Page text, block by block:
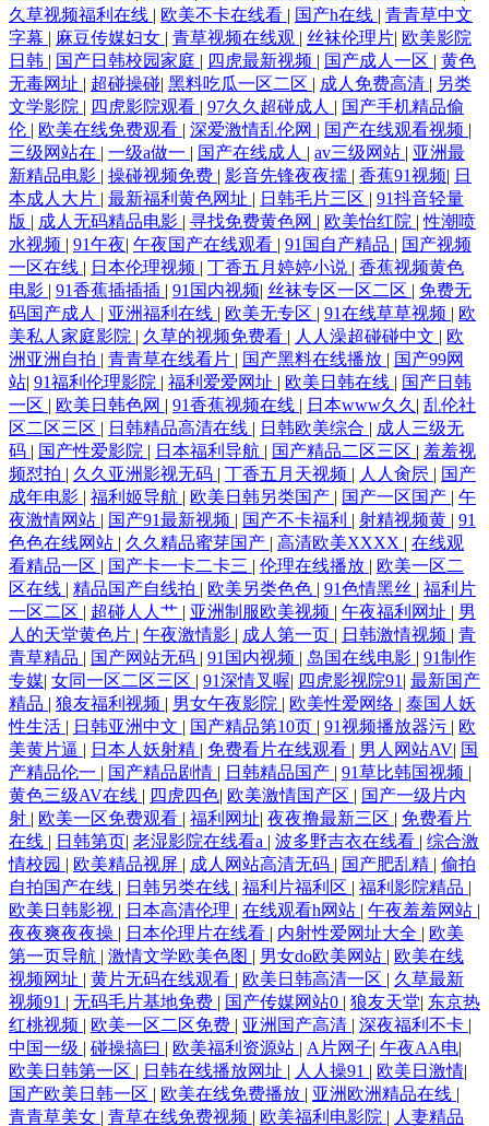
玖玖玖玖色 婷婷她六月天 Av夜福利 福利微拍在线导航 日本性爱不卡 综
合网97 大香蕉青草网 色色AV久久 91自慰黑丝链接 户外露出 日本久久香
蕉 在线国产三级片 国产精品良家 欧美精品成人 亚洲成人黄色 A香蕉成人
大片 狼友导航主页 天美传媒AV三级 91在线老司机 国产在线观看亚毛 蜜
桃超碰 香蕉影剧院 超碰毛片 四虎影城库 97自拍网站 后入丰满少妇 四虎
欧美性爱影院 97涩在线资源网 久草视频在线毛片 无码欧美另类 超碰超碰
久久伊人国产 午夜18福利 97涩涩资源总站 欧美日韩啪啪 男人天堂超碰 中
文字幕51黑料 超碰在线进入 男同肛交免费视频 97色色资源 久久精品成人
黄色 五月天婷婷色图 AU福利视频导航 欧美人与兽A片 伊人大香蕉91 成
人九草视频 欧美视屏 91黄篇 久久精品观看 综合色情国产 国产午夜高清
午夜激情福利 av第三页 欧美色频 伊人福利无码 超碰人人按 欧美本土自拍
亚洲天堂色网站 丰满岳母一区二区 人妖专区 91大香蕉自慰 豆花日韩精品
人妖操ts男人 综合另类少妇图 另类欧美性爱 午夜av电影 超碰导航 欧美群p
成人网 69欧美 国产成人AV 人妻人人操青青草 中文1区 浮力草草视频 国产
成人综合久久 色综合福利导航 99精品电影网 欧美99导航 91tv短视频 国产
日韩乱 日本a区 99爱国产 久久玖玖视 婷婷色黑料91 超碰大青青97 另类综
合专区婷婷 亚洲色123 成人不卡免费视频 韩国aa免费视频 97亚洲色 久久
深夜影院 五月天综合色色网 超碰人人操人人爱 狼友福利在线 亚洲视频天
堂 成人午夜福利影院 日本私人影院 97超碰碰在线 玖玖热玖玖玖 五月天色
播 草草浮力第一页 免费在线成人网 99精品电影网 久草黄色网 51福利社
久草视频福利在线 | 欧美不卡在线看 | 国产h在线 | 青青草中文
字幕 | 麻豆传媒妇女 | 青草视频在线观 | 丝袜伦理片| 欧美影院
日韩 | 国产日韩校园家庭 | 四虎最新视频 | 国产成人一区 | 黄色
无毒网址 | 超碰操碰| 黑料吃瓜一区二区 | 成人免费高清 | 另类
文学影院 | 四虎影院观看 | 97久久超碰成人 | 国产手机精品偷
伦 | 欧美在线免费观看 | 深爱激情乱伦网 | 国产在线观看视频 |
三级网站在 | 一级a做一 | 国产在线成人 | av三级网站 | 亚洲最
新精品电影 | 操碰视频免费 | 影音先锋夜夜擩 | 香蕉91视频| 日
本成人大片 | 最新福利黄色网址 | 日韩毛片三区 | 91抖音轻量
版 | 成人无码精品电影 | 寻找免费黄色网 | 欧美怡红院 |性潮喷
水视频 | 91午夜| 午夜国产在线观看 | 91国自产精品 | 国产视频
一区在线 | 日本伦理视频 | 丁香五月婷婷小说 | 香蕉视频黄色
电影 | 91香蕉插插插 | 91国内视频| 丝袜专区一区二区 | 免费无
码国产成人 | 亚洲福利在线 | 欧美无专区 | 91在线草草视频 | 欧
美私人家庭影院 | 久草的视频免费看 | 人人澡超碰碰中文 | 欧
洲亚洲自拍 | 青青草在线看片 | 国产黑料在线播放 | 国产99网
站| 91福利伦理影院 | 福利爱爱网址 | 欧美日韩在线 | 国产日韩
一区 | 欧美日韩色网 | 91香蕉视频在线 | 日本www久久 | 乱伦社
区二区三区 | 日韩精品高清在线 | 日韩欧美综合 | 成人三级无
码 | 国产性爱影院 | 日本福利导航 | 国产精品二区三区 | 羞羞视
频怼拍 | 久久亚洲影视无码 | 丁香五月天视频 | 人人肏屄 | 国产
成年电影 | 福利姬导航 | 欧美日韩另类国产 | 国产一区国产 | 午
夜激情网站 | 国产91最新视频 | 国产不卡福利 | 射精视频黄 | 91
色色在线网站 | 久久精品蜜芽国产 | 高清欧美XXXX | 在线观
看精品一区 | 国产卡一卡二卡三 | 伦理在线播放 | 欧美一区二
区在线 | 精品国产自线拍 | 欧美另类色色 | 91色情黑丝 | 福利片
一区二区 | 超碰人人艹 | 亚洲制服欧美视频 | 午夜福利网址 | 男
人的天堂黄色片 | 午夜激情影 | 成人第一页 | 日韩激情视频 | 青
青草精品 | 国产网站无码 | 91国内视频 | 岛国在线电影 | 91制作
专媒| 女同一区二区三区 | 91深情叉喔| 四虎影视院91 | 最新国产
精品 | 狼友福利视频 | 男女午夜影院 | 欧美性爱网络 | 泰国人妖
性生活 | 日韩亚洲中文 | 国产精品第10页 | 91视频播放器污 | 欧
美黄片逼 | 日本人妖射精 | 免费看片在线观看 | 男人网站AV| 国
产精品伦一 | 国产精品剧情 | 日韩精品国产 | 91草比韩国视频 |
黄色三级AV在线 | 四虎四色| 欧美激情国产区 | 国产一级片内
射 | 欧美一区免费观看 | 福利网址| 夜夜撸最新三区 | 免费看片
在线 | 日韩第页| 老湿影院在线看a | 波多野吉衣在线看 | 综合激
情校园 | 欧美精品视屏 | 成人网站高清无码 | 国产肥乱精 | 偷拍
自拍国产在线 | 日韩另类在线 | 福利片福利区 | 福利影院精品 |
欧美日韩影视 | 日本高清伦理 | 在线观看h网站 | 午夜羞羞网站 |
夜夜爽夜夜操 | 日本伦理片在线看 | 内射性爱网址大全 | 欧美
第一页导航 | 激情文学欧美色图 | 男女do欧美网站 | 欧美在线
视频网址 | 黄片无码在线观看 | 欧美日韩高清一区 | 久草最新
视频91 | 无码毛片基地免费 | 国产传媒网站0 | 狼友天堂| 东京热
红桃视频 | 欧美一区二区免费 | 亚洲国产高清 | 深夜福利不卡 |
中国一级 | 碰操搞曰 | 欧美福利资源站 | A片网子| 午夜AA电|
欧美日韩第一区 | 日韩在线播放网址 | 人人操91 | 欧美日激情|
国产欧美日韩一区 | 欧美在线免费播放 | 亚洲欧洲精品在线 |
青青草美女 | 青草在线免费视频 | 欧美福利电影院 | 人妻精品